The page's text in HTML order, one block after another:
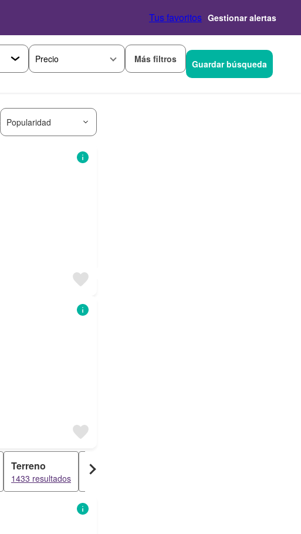
Tus favoritos Gestionar alertas
Precio Más filtros Guardar búsqueda
Popularidad
Terreno
1433 resultados
Loft
226 resultados